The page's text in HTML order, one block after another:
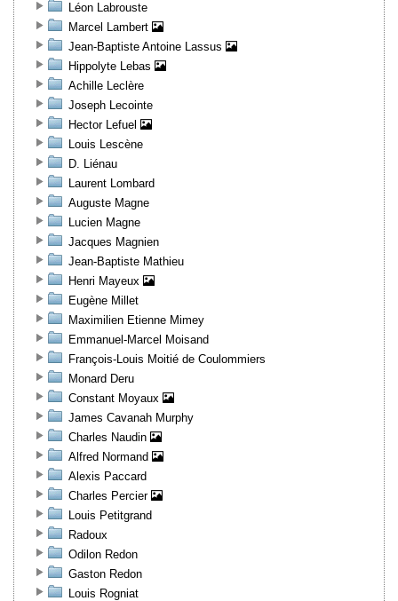
Léon Labrouste
Marcel Lambert
Jean-Baptiste Antoine Lassus
Hippolyte Lebas
Achille Leclère
Joseph Lecointe
Hector Lefuel
Louis Lescène
D. Liénau
Laurent Lombard
Auguste Magne
Lucien Magne
Jacques Magnien
Jean-Baptiste Mathieu
Henri Mayeux
Eugène Millet
Maximilien Etienne Mimey
Emmanuel-Marcel Moisand
François-Louis Moitié de Coulommiers
Monard Deru
Constant Moyaux
James Cavanah Murphy
Charles Naudin
Alfred Normand
Alexis Paccard
Charles Percier
Louis Petitgrand
Radoux
Odilon Redon
Gaston Redon
Louis Rogniat